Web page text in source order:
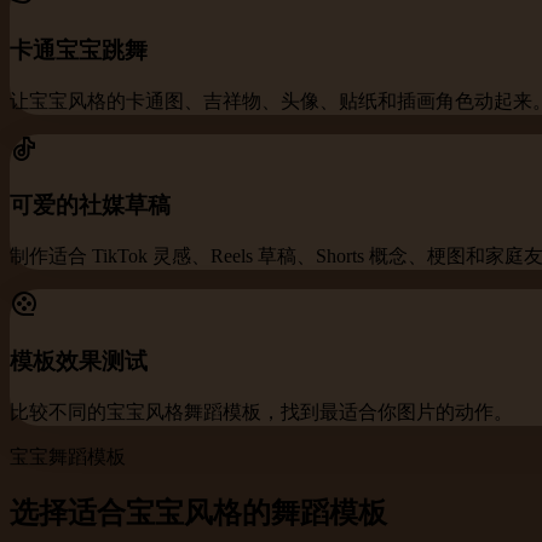
卡通宝宝跳舞
让宝宝风格的卡通图、吉祥物、头像、贴纸和插画角色动起来。
可爱的社媒草稿
制作适合 TikTok 灵感、Reels 草稿、Shorts 概念、梗图和家庭
模板效果测试
比较不同的宝宝风格舞蹈模板，找到最适合你图片的动作。
宝宝舞蹈模板
选择适合宝宝风格的舞蹈模板